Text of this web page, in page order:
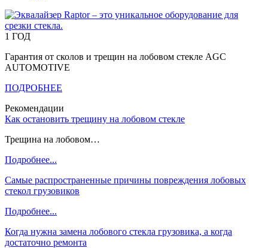
1 ГОД
Гарантия от сколов и трещин на лобовом стекле AGC
AUTOMOTIVE
ПОДРОБНЕЕ
Рекомендации
Как остановить трещину на лобовом стекле
Трещина на лобовом…
Подробнее...
Самые распространенные причины повреждения лобовых
стекол грузовиков
Подробнее...
Когда нужна замена лобового стекла грузовика, а когда
достаточно ремонта